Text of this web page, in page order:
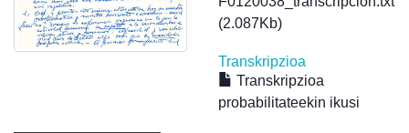
(2.087Kb)
Transkripzioa
Transkripzioa
probabilitateekin ikusi